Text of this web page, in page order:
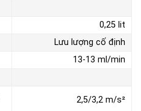
0,25 lit
Lưu lượng cố định
13-13 ml/min
2,5/3,2 m/s²